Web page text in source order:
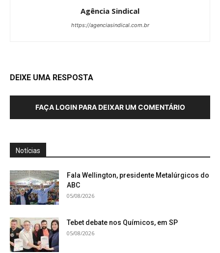
Agência Sindical
https://agenciasindical.com.br
DEIXE UMA RESPOSTA
FAÇA LOGIN PARA DEIXAR UM COMENTÁRIO
Notícias
Fala Wellington, presidente Metalúrgicos do
ABC
05/08/2026
Tebet debate nos Químicos, em SP
05/08/2026